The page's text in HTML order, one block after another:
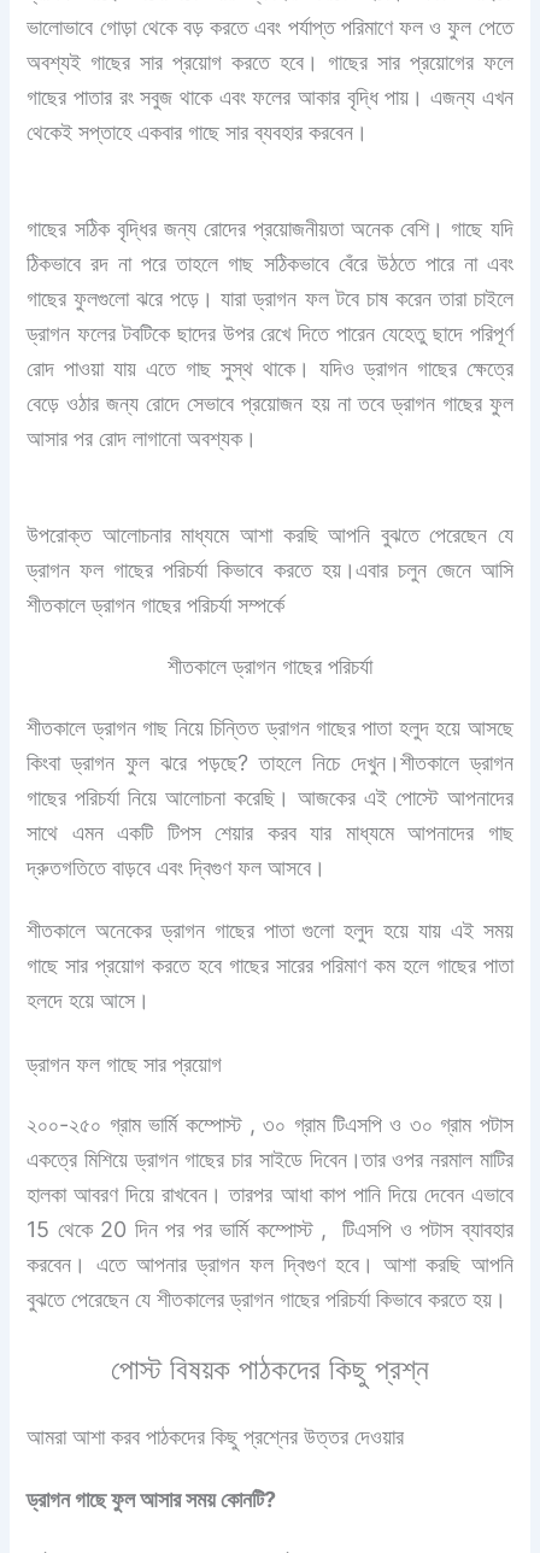
ভালোভাবে গোড়া থেকে বড় করতে এবং পর্যাপ্ত পরিমাণে ফল ও ফুল পেতে
অবশ্যই গাছের সার প্রয়োগ করতে হবে। গাছের সার প্রয়োগের ফলে
গাছের পাতার রং সবুজ থাকে এবং ফলের আকার বৃদ্ধি পায়। এজন্য এখন
থেকেই সপ্তাহে একবার গাছে সার ব্যবহার করবেন।
গাছের সঠিক বৃদ্ধির জন্য রোদের প্রয়োজনীয়তা অনেক বেশি। গাছে যদি
ঠিকভাবে রদ না পরে তাহলে গাছ সঠিকভাবে বেঁরে উঠতে পারে না এবং
গাছের ফুলগুলো ঝরে পড়ে। যারা ড্রাগন ফল টবে চাষ করেন তারা চাইলে
ড্রাগন ফলের টবটিকে ছাদের উপর রেখে দিতে পারেন যেহেতু ছাদে পরিপূর্ণ
রোদ পাওয়া যায় এতে গাছ সুস্থ থাকে। যদিও ড্রাগন গাছের ক্ষেত্রে
বেড়ে ওঠার জন্য রোদে সেভাবে প্রয়োজন হয় না তবে ড্রাগন গাছের ফুল
আসার পর রোদ লাগানো অবশ্যক।
উপরোক্ত আলোচনার মাধ্যমে আশা করছি আপনি বুঝতে পেরেছেন যে
ড্রাগন ফল গাছের পরিচর্যা কিভাবে করতে হয়।এবার চলুন জেনে আসি
শীতকালে ড্রাগন গাছের পরিচর্যা সম্পর্কে
শীতকালে ড্রাগন গাছের পরিচর্যা
শীতকালে ড্রাগন গাছ নিয়ে চিন্তিত ড্রাগন গাছের পাতা হলুদ হয়ে আসছে
কিংবা ড্রাগন ফুল ঝরে পড়ছে? তাহলে নিচে দেখুন।শীতকালে ড্রাগন
গাছের পরিচর্যা নিয়ে আলোচনা করেছি। আজকের এই পোস্টে আপনাদের
সাথে এমন একটি টিপস শেয়ার করব যার মাধ্যমে আপনাদের গাছ
দ্রুতগতিতে বাড়বে এবং দ্বিগুণ ফল আসবে।
শীতকালে অনেকের ড্রাগন গাছের পাতা গুলো হলুদ হয়ে যায় এই সময়
গাছে সার প্রয়োগ করতে হবে গাছের সারের পরিমাণ কম হলে গাছের পাতা
হলদে হয়ে আসে।
ড্রাগন ফল গাছে সার প্রয়োগ
২০০-২৫০ গ্রাম ভার্মি কম্পোস্ট , ৩০ গ্রাম টিএসপি ও ৩০ গ্রাম পটাস
একত্রে মিশিয়ে ড্রাগন গাছের চার সাইডে দিবেন।তার ওপর নরমাল মাটির
হালকা আবরণ দিয়ে রাখবেন। তারপর আধা কাপ পানি দিয়ে দেবেন এভাবে
15 থেকে 20 দিন পর পর ভার্মি কম্পোস্ট , টিএসপি ও পটাস ব্যাবহার
করবেন। এতে আপনার ড্রাগন ফল দ্বিগুণ হবে। আশা করছি আপনি
বুঝতে পেরেছেন যে শীতকালের ড্রাগন গাছের পরিচর্যা কিভাবে করতে হয়।
পোস্ট বিষয়ক পাঠকদের কিছু প্রশ্ন
আমরা আশা করব পাঠকদের কিছু প্রশ্নের উত্তর দেওয়ার
ড্রাগন গাছে ফুল আসার সময় কোনটি?